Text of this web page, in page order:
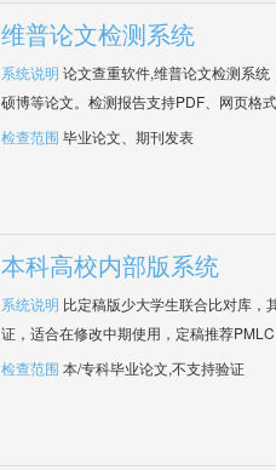
维普论文检测系统
系统说明 论文查重软件,维普论文检测系统
硕博等论文。检测报告支持PDF、网页格
检查范围 毕业论文、期刊发表
本科高校内部版系统
系统说明 比定稿版少大学生联合比对库，
证，适合在修改中期使用，定稿推荐
检查范围 本/专科毕业论文,不支持验证